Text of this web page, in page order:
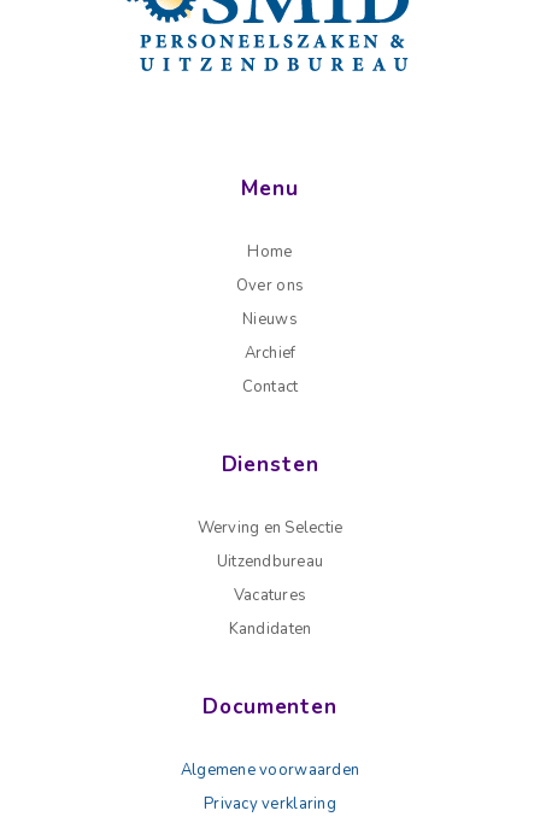
Menu
Home
Over ons
Nieuws
Archief
Contact
Diensten
Werving en Selectie
Uitzendbureau
Vacatures
Kandidaten
Documenten
Algemene voorwaarden
Privacy verklaring